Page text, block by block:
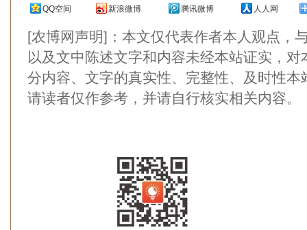
QQ空间 新浪微博 腾讯微博 人人网
[农博网声明]：本文仅代表作者本人观点，
以及文中陈述文字和内容未经本站证实，
分内容、文字的真实性、完整性、及时性
请读者仅作参考，并请自行核实相关内容。